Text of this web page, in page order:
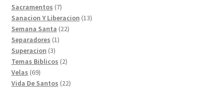
Sacramentos 77
productos
Sanacion Y Liberacion 1313
Semana Santa 2222
Separadores 11
Superacion 33
productos
Temas Biblicos 22
Velas 6969
productos
Vida De Santos 2222